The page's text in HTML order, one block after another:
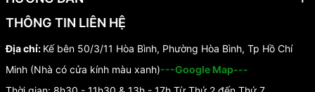
THÔNG TIN LIÊN HỆ
Địa chỉ: Kế bên 50/3/11 Hòa Bình, Phường Hòa Bình, Tp Hồ Chí
Minh (Nhà có cửa kính màu xanh)---Google Map---